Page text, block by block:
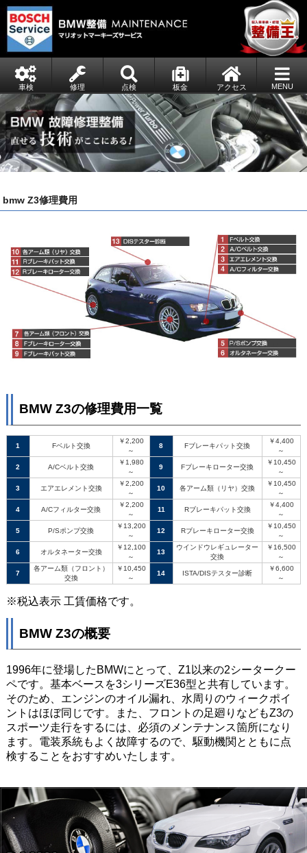
車検 修理 点検 板金 アクセス MENU
bmw Z3修理費用
BMW Z3の修理費用一覧
1 Fベルト交換
￥2,200
～
8 Fブレーキパット交換
￥4,400
～
2 A/Cベルト交換
￥1,980
～
9 Fブレーキローター交換
￥10,450
～
3 エアエレメント交換
￥2,200
～
10 各アーム類（リヤ）交換
￥10,450
～
4 A/Cフィルター交換
￥2,200
～
11 Rブレーキパット交換
￥4,400
～
5 P/Sポンプ交換
￥13,200
～
12 Rブレーキローター交換
￥10,450
～
6 オルタネーター交換
￥12,100
～
13
ウインドウレギュレーター
交換
￥16,500
～
7
各アーム類（フロント）
交換
￥10,450
～
14 ISTA/DISテスター診断
￥6,600
～
※税込表示 工賃価格です。
BMW Z3の概要
1996年に登場したBMWにとって、Z1以来の2シータークー
ペです。基本ベースを3シリーズE36型と共有しています。
そのため、エンジンのオイル漏れ、水周りのウィークポイ
ントはほぼ同じです。また、フロントの足廻りなどもZ3の
スポーツ走行をするには、必須のメンテナンス箇所になり
ます。電装系統もよく故障するので、駆動機関とともに点
検することをおすすめいたします。